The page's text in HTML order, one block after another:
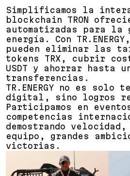
Simplificamos la
blockchain TRON
automatizadas para la
energía. Con
pueden eliminar las
tokens TRX, cubrir
USDT y ahorrar hasta
transferencias.
TR.ENERGY no es solo
digital, sino logros
Participamos en
competencias
demostrando
equipo, grandes
victorias.